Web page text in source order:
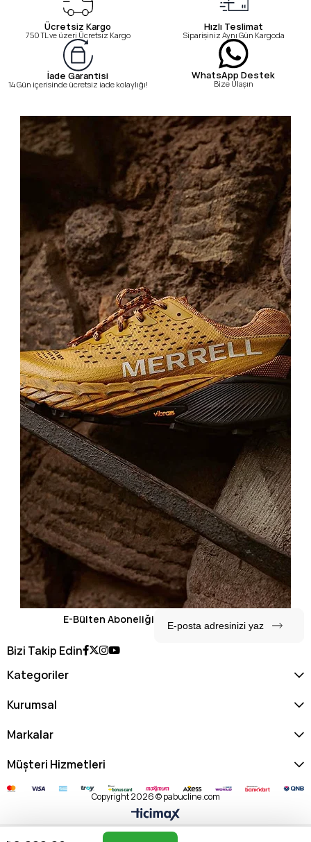
Ücretsiz Kargo
750 TL ve üzeri Ücretsiz Kargo
Hızlı Teslimat
Siparişiniz Aynı Gün Kargoda
İade Garantisi
14 Gün içerisinde ücretsiz iade kolaylığı!
WhatsApp Destek
Bize Ulaşın
E-Bülten Aboneliği
Bizi Takip Edin
Kategoriler
Kurumsal
Markalar
Müşteri Hizmetleri
Copyright 2026 © pabucline.com